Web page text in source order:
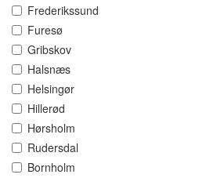
Frederikssund
Furesø
Gribskov
Halsnæs
Helsingør
Hillerød
Hørsholm
Rudersdal
Bornholm